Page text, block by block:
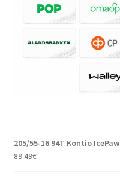
205/55-16 94T Kontio IcePaw
89.49€